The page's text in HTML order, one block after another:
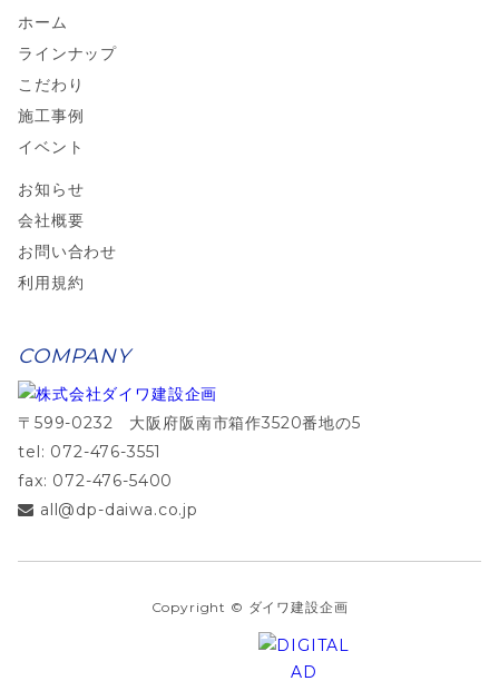
ホーム
ラインナップ
こだわり
施工事例
イベント
お知らせ
会社概要
お問い合わせ
利用規約
COMPANY
〒599-0232 大阪府阪南市箱作3520番地の5
tel: 072-476-3551
fax: 072-476-5400
all@dp-daiwa.co.jp
Copyright © ダイワ建設企画